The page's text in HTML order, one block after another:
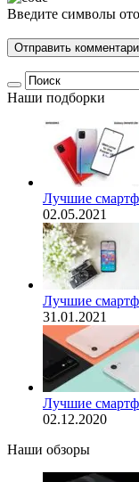
Введите символы
Наши подборки
Лучшие
02.05.2021
Лучшие
31.01.2021
Лучшие
02.12.2020
Наши обзоры